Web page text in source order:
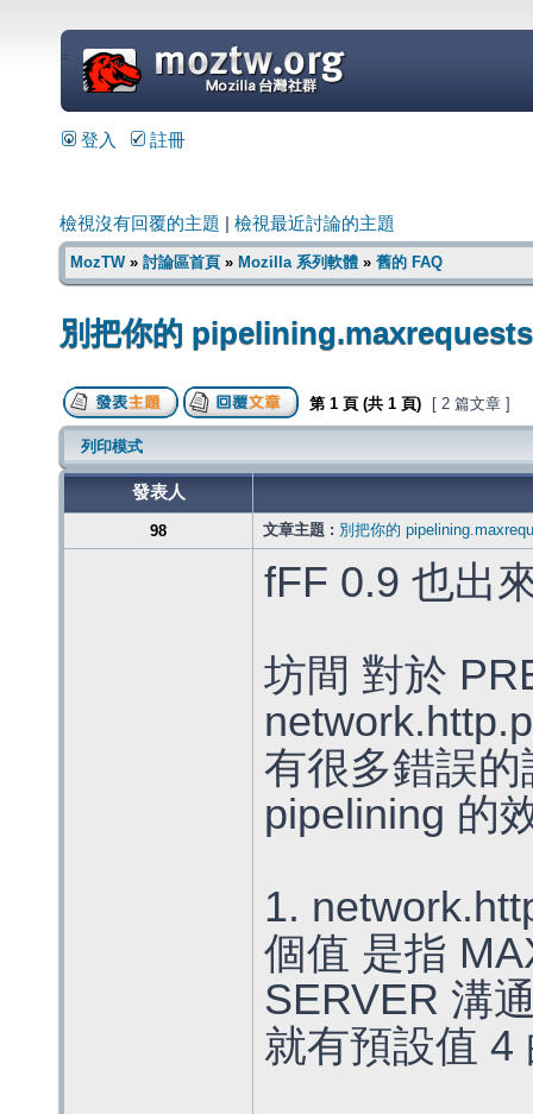
=
登入 註冊
檢視沒有回覆的主題 檢視最近討論的主題
MozTW» 討論區首頁 » Mozilla 系列軟體 » 舊的 FAQ
別把你的
第 1 頁 (共 1 頁) [ 2 篇文章 ]
列印模式
發表人
98 文章主題 : 別把你的
fFF 0.9 也出
坊間 對於
有很多錯誤
pipelining 的
1.
個值 是指
SERVER 溝
就有預設值 4